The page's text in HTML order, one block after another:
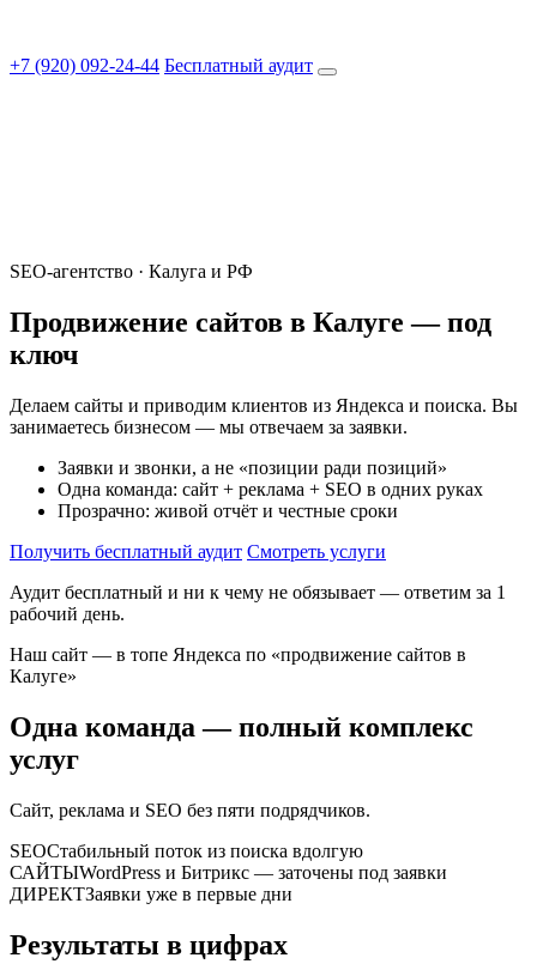
+7 (920) 092-24-44 Бесплатный аудит
SEO-агентство · Калуга и РФ
Продвижение сайтов в Калуге —под
ключ
Делаем сайты и приводим клиентов из Яндекса и поиска. Вы
занимаетесь бизнесом — мы отвечаем за заявки.
Заявки и звонки, а не «позиции ради позиций»
Одна команда: сайт + реклама + SEO в одних руках
Прозрачно: живой отчёт и честные сроки
Получить бесплатный аудит Смотреть услуги
Аудит бесплатный и ни к чему не обязывает — ответим за 1
рабочий день.
Наш сайт — в топе Яндекса по «продвижение сайтов в
Калуге»
Одна команда — полный комплекс
услуг
Сайт, реклама и SEO без пяти подрядчиков.
SEOСтабильный поток из поиска вдолгую
САЙТЫWordPress и Битрикс — заточены под заявки
ДИРЕКТЗаявки уже в первые дни
Результаты в цифрах